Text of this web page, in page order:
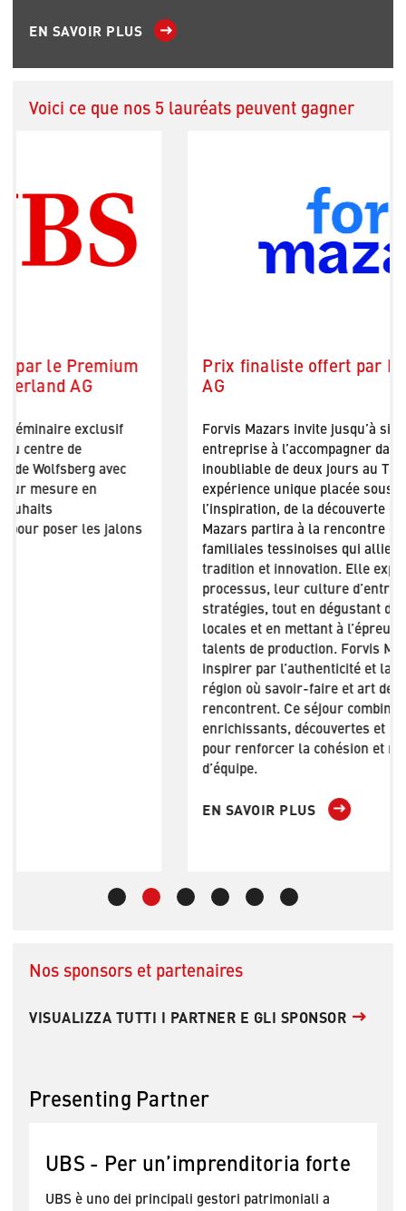
EN SAVOIR PLUS
Voici ce que nos 5 lauréats peuvent gagner
Prix finaliste offert par Forvis Mazars
AG
Forvis Mazars invite jusqu’à six personnes de son
entreprise à l’accompagner dans un voyage
inoubliable de deux jours au Tessin. Une
expérience unique placée sous le signe de
l’inspiration, de la découverte et du partage. Forvis
Mazars partira à la rencontre d’entreprises
familiales tessinoises qui allient avec succès
tradition et innovation. Elle explorera leurs
processus, leur culture d’entreprise et leurs
stratégies, tout en dégustant des spécialités
locales et en mettant à l’épreuve ses propres
talents de production. Forvis Mazars se laissera
inspirer par l’authenticité et la créativité d’une
région où savoir-faire et art de vivre se
rencontrent. Ce séjour combine échanges
enrichissants, découvertes et moments conviviaux,
pour renforcer la cohésion et nourrir l’esprit
Nos sponsors et partenaires
VISUALIZZA TUTTI I PARTNER E GLI SPONSOR
Presenting Partner
UBS - Per un’imprenditoria forte
UBS è uno dei principali gestori patrimoniali a